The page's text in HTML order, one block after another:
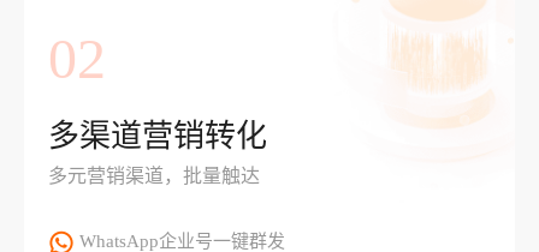
02
多渠道营销转化
多元营销渠道，批量触达
WhatsApp企业号一键群发